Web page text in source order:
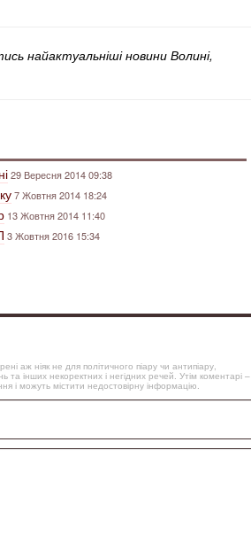
найактуальніші новини Волині,
29 Вересня 2014 09:38
7 Жовтня 2014 18:24
13 Жовтня 2014 11:40
3 Жовтня 2016 15:34
аж ніяк не для політичного піару чи антипіару,
та інших некоректних і негідних речей. Утім коментарі –
і можуть містити недостовірну інформацію.